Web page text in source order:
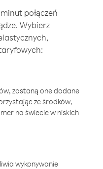
połączeń
Wybierz
zostaną one dodane
ze środków,
na świecie w niskich
wykonywanie